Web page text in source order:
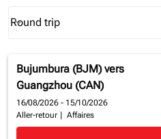
Journey Types option Round
Round trip
keyboard_arrow_down
Bujumbura (BJM) vers
Guangzhou (CAN)
16/08/2026 - 15/10/2026
Aller-retour
Affaires